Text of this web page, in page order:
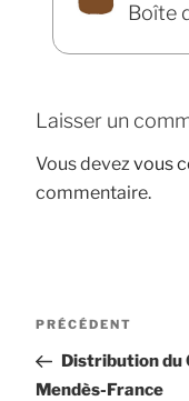
Boîte
Laisser un
Vous devezvous
commentaire.
Navigation
l’article
Article
précédent
PRÉCÉDENT
Distribution
Mendès-France